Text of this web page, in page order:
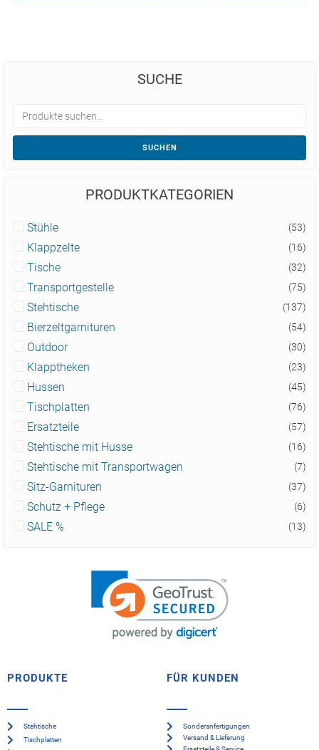
SUCHE
SUCHEN
PRODUKTKATEGORIEN
Stühle (53)
Klappzelte (16)
Tische (32)
Transportgestelle (75)
Stehtische (137)
Bierzeltgarnituren (54)
Outdoor (30)
Klapptheken (23)
Hussen (45)
Tischplatten (76)
Ersatzteile (57)
Stehtische mit Husse (16)
Stehtische mit Transportwagen (7)
Sitz-Garnituren (37)
Schutz + Pflege (6)
SALE % (13)
PRODUKTE
Stehtische
Tischplatten
FÜR KUNDEN
Sonderanfertigungen
Versand & Lieferung